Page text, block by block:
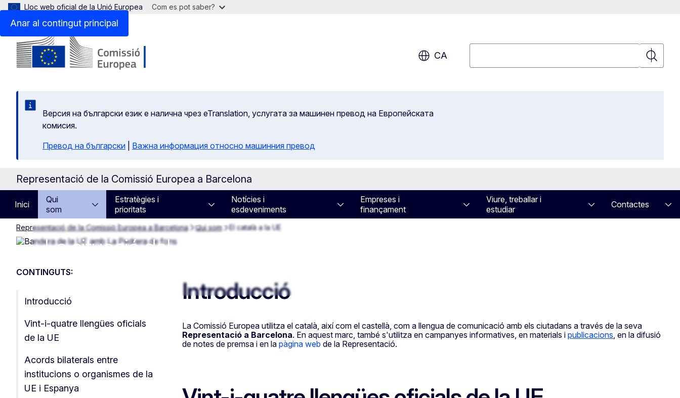
Anar al contingut principal
Lloc web oficial de la Unió Europea Com es pot saber?
CA
Cerca
Версия на български език е налична чрез eTranslation, услугата за машинен превод на Европейската
комисия.
Превод на български
Важна информация относно машинния превод
Representació de la Comissió Europea a Barcelona
Inici
Qui
som
Estratègies i
prioritats
Notícies i
esdeveniments
Empreses i
finançament
Viure, treballar i
estudiar
Contactes
Representació de la Comissió Europea a Barcelona Qui som El català a la UE
El català a la UE
El català a la UE
La situació del català a la Unió
Europea: elements clau
CONTINGUTS:
Introducció
Vint-i-quatre llengües oficials
de la UE
Acords bilaterals entre
institucions o organismes de la
UE i Espanya
Introducció
La Comissió Europea utilitza el català, així com el castellà, com a llengua de comunicació amb els ciutadans a través de la seva
Representació a Barcelona. En aquest marc, també s'utilitza en campanyes informatives, en materials i publicacions, en la difusió
de notes de premsa i en la pàgina web de la Representació.